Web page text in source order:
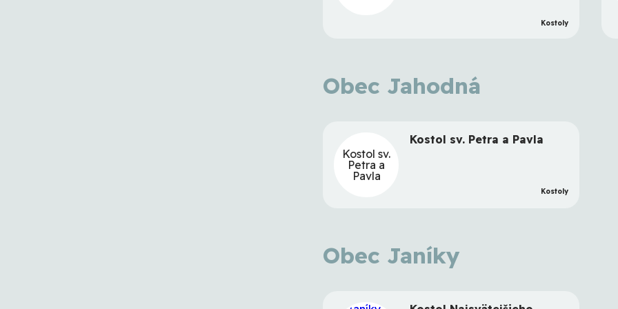
Kostoly
Obec Jahodná
Kostol sv.
Petra a
Pavla
Kostol sv. Petra a Pavla
Kostoly
Obec Janíky